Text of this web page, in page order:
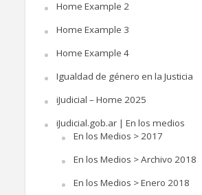
Home Example 2
Home Example 3
Home Example 4
Igualdad de género en la Justicia
iJudicial – Home 2025
iJudicial.gob.ar | En los medios
En los Medios > 2017
En los Medios > Archivo 2018
En los Medios > Enero 2018